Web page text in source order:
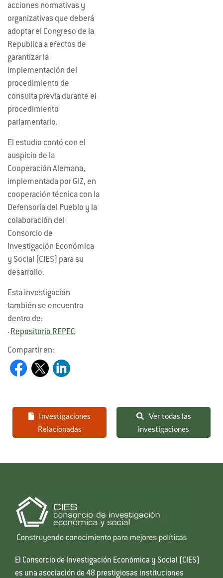
acciones normativas y
organizativas que deberá
adoptar el Congreso de la
Republica a efectos de
garantizar la
implementación del
procedimiento de
consulta previa durante el
procedimiento
parlamentario.
El estudio contó con el
auspicio de la
Cooperación Alemana,
implementada por GIZ, en
cooperación técnica con la
Defensoría del Pueblo y la
colaboración del
Consorcio de
Investigación Económica
y Social (CIES) para su
desarrollo.
Esta investigación
también se encuentra
dentro de:
- Repositorio REPEC
Compartir en:
Investigaciones
Relacionadas
Ver todas las
investigaciones
El Consorcio de Investigación Económica y Social (CIES)
es una asociación de 48 prestigiosas instituciones